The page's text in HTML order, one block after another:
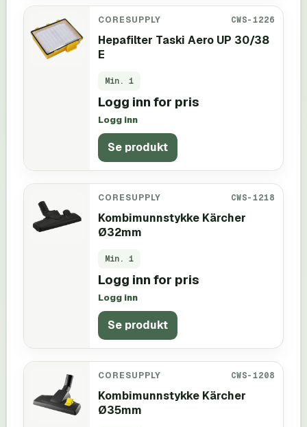
CORESUPPLY CWS-1226
Hepafilter Taski Aero UP 30/38
E
Min. 1
Logg inn for pris
Logg inn
Se produkt
CORESUPPLY CWS-1218
Kombimunnstykke Kärcher
Ø32mm
Min. 1
Logg inn for pris
Logg inn
Se produkt
CORESUPPLY CWS-1208
Kombimunnstykke Kärcher
Ø35mm